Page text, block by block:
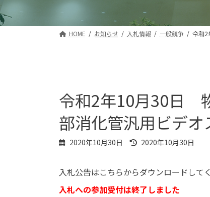
HOME お知らせ 入札情報 一般競争 令和2
令和2年10月30日
部消化管汎用ビデ
2020年10月30日
最
新
時
2020年10月30日
入札公告はこちらからダウンロードして
入札への参加受付は終了しました